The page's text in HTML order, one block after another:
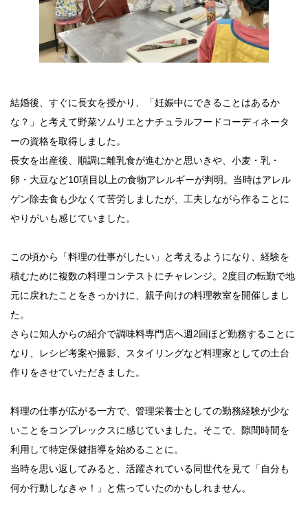
結婚後、すぐに長女を授かり、「妊娠中にできることはあるか
な？」と考えて野菜ソムリエとナチュラルフードコーディネータ
ーの資格を取得しました。
長女を出産後、順調に離乳食が進むかと思いきや、小麦・乳・
卵・大豆など10項目以上の食物アレルギーが判明。当時はアレル
ゲン除去食も少なくて苦労しましたが、工夫しながら作ることに
やりがいも感じていました。
この頃から「料理の仕事がしたい」と考えるようになり、経験を
積むために複数の料理コンテストにチャレンジ。2度目の転勤で地
元に戻れたことをきっかけに、親子向けの料理教室を開催しまし
た。
さらに知人からの紹介で調味料専門店へ週2回ほど勤務することに
なり、レシピ考案や撮影、スタイリングなど料理家としての土台
作りをさせていただきました。
料理の仕事が広がる一方で、管理栄養士としての勤務経験が少な
いことをコンプレックスに感じていました。そこで、隙間時間を
利用して特定保健指導を始めることに。
当時を思い返してみると、活躍されている同世代を見て「自分も
何か行動しなきゃ！」と焦っていたのかもしれません。